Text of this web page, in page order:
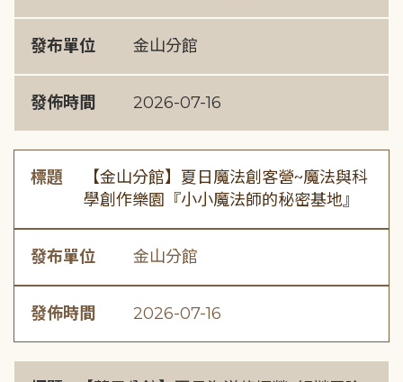
發布單位 金山分館
發佈時間 2026-07-16
標題
【金山分館】夏日魔法創客營~魔法與科
學創作樂園『小小魔法師的秘密基地』
發布單位 金山分館
發佈時間 2026-07-16